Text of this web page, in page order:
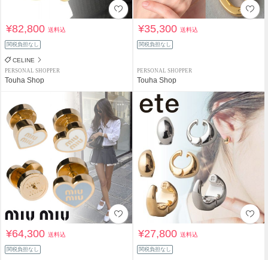
¥82,800送料込
関税負担なし
CELINE
PERSONAL SHOPPER
Touha Shop
¥35,300送料込
関税負担なし
PERSONAL SHOPPER
Touha Shop
¥64,300送料込
関税負担なし
¥27,800送料込
関税負担なし